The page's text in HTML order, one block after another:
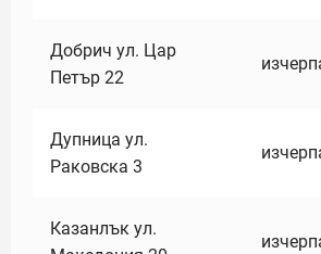
Добрич ул. Цар
Петър 22
Дупница ул.
Раковска 3
Казанлък ул.